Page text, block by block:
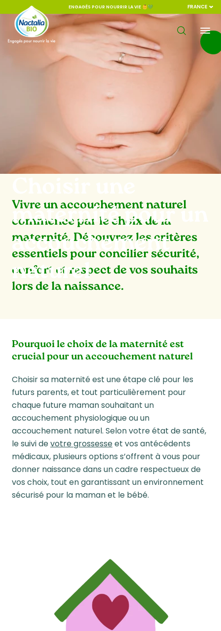
ENGAGÉS POUR NOURRIR LA VIE 👶💚 FRANCE
maternité pour un
accouchement
naturel
Vivre un accouchement naturel
commence par le choix de la
maternité. Découvrez les critères
essentiels pour concilier sécurité,
confort et respect de vos souhaits
lors de la naissance.
Pourquoi le choix de la maternité est
crucial pour un accouchement naturel
Choisir sa maternité est une étape clé pour les
futurs parents, et tout particulièrement pour
chaque future maman souhaitant un
accouchement physiologique ou un
accouchement naturel. Selon votre état de santé,
le suivi devotre grossesseet vos antécédents
médicaux, plusieurs options s’offrent à vous pour
donner naissance dans un cadre respectueux de
vos choix, tout en garantissant un environnement
sécurisé pour la maman et le bébé.